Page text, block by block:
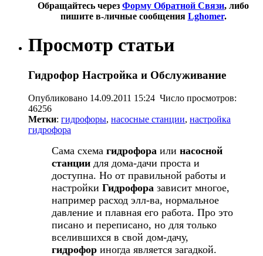
Обращайтесь через Форму Обратной Связи, либо
пишите в-личные сообщения Lghomer.
Просмотр статьи
Гидрофор Настройка и Обслуживание
Опубликовано 14.09.2011 15:24 Число просмотров:
46256
Метки: гидрофоры, насосные станции, настройка
гидрофора
Сама схема гидрофора или насосной
станции для дома-дачи проста и
доступна. Но от правильной работы и
настройки Гидрофора зависит многое,
например расход элл-ва, нормальное
давление и плавная его работа. Про это
писано и переписано, но для только
вселившихся в свой дом-дачу,
гидрофор иногда является загадкой.